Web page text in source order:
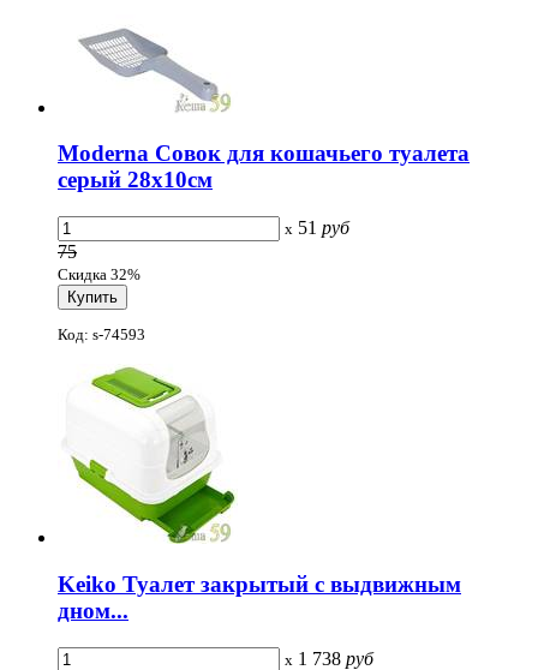
Moderna Совок для кошачьего туалета
серый 28x10см
x 51 руб
75
Скидка 32%
Код: s-74593
Keiko Туалет закрытый с выдвижным
дном...
x 1 738 руб